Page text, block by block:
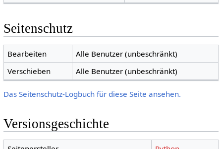
Seitenschutz
Bearbeiten
Alle Benutzer (unbeschränkt)
Verschieben
Alle Benutzer (unbeschränkt)
Das Seitenschutz-Logbuch für diese Seite ansehen.
Versionsgeschichte